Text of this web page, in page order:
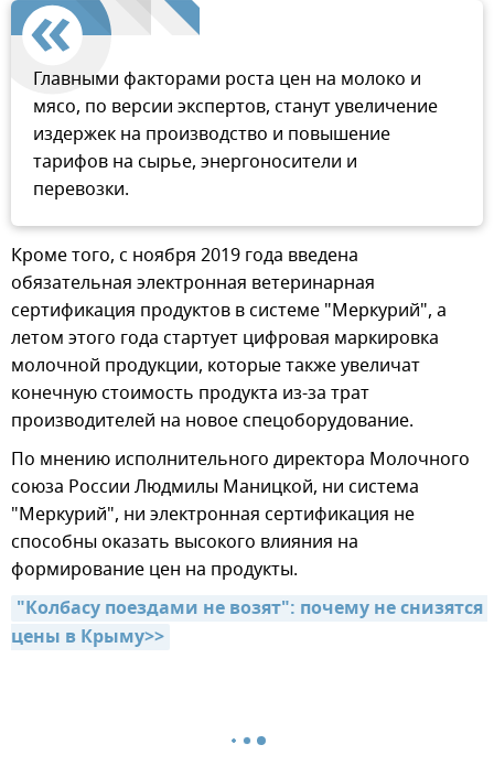
Главными факторами роста цен на молоко и
мясо, по версии экспертов, станут увеличение
издержек на производство и повышение
тарифов на сырье, энергоносители и
перевозки.
Кроме того, с ноября 2019 года введена
обязательная электронная ветеринарная
сертификация продуктов в системе "Меркурий", а
летом этого года стартует цифровая маркировка
молочной продукции, которые также увеличат
конечную стоимость продукта из-за трат
производителей на новое спецоборудование.
По мнению исполнительного директора Молочного
союза России Людмилы Маницкой, ни система
"Меркурий", ни электронная сертификация не
способны оказать высокого влияния на
формирование цен на продукты.
"Колбасу поездами не возят": почему не снизятся
цены в Крыму>>